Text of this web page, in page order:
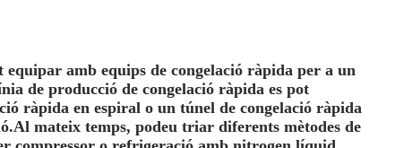
amb equips de congelació ràpida per a un
de producció de congelació ràpida es pot
ràpida en espiral o un túnel de congelació ràpida
mateix temps, podeu triar diferents mètodes de